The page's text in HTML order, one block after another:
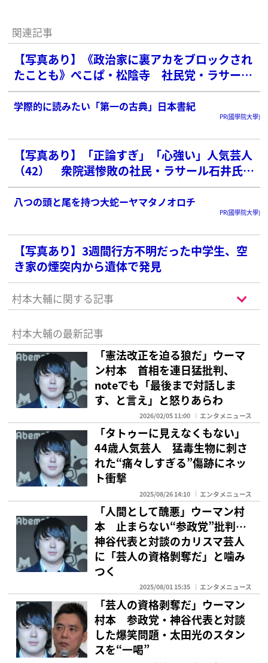
関連記事
【写真あり】《政治家に裏アカをブロックされ
たことも》ぺこぱ・松陰寺 社民党・ラサール
石井を“論破”で集まる注目…再注目される5年
前に熱弁していた“願望”
学際的に読みたい「第一の古典」日本書紀
PR(國學院大學)
【写真あり】「正論すぎ」「心強い」人気芸人
（42） 衆院選惨敗の社民・ラサール石井氏を
ことごとく“論破”で支持急上昇…「高市さん
が“戦争します”」発言にも即全否定
八つの頭と尾を持つ大蛇ーヤマタノオロチ
PR(國學院大學)
【写真あり】3週間行方不明だった中学生、空
き家の煙突内から遺体で発見
村本大輔に関する記事
村本大輔の最新記事
「憲法改正を迫る狼だ」ウーマ
ン村本 首相を連日猛批判、
noteでも「最後まで対話しま
す、と言え」と怒りあらわ
2026/02/05 11:00 エンタメニュース
「タトゥーに見えなくもない」
44歳人気芸人 猛毒生物に刺さ
れた“痛々しすぎる”傷跡にネッ
ト衝撃
2025/08/26 14:10 エンタメニュース
「人間として醜悪」ウーマン村
本 止まらない“参政党”批判…
神谷代表と対談のカリスマ芸人
に「芸人の資格剝奪だ」と噛み
つく
2025/08/01 15:35 エンタメニュース
「芸人の資格剥奪だ」ウーマン
村本 参政党・神谷代表と対談
した爆笑問題・太田光のスタン
スを“一喝”